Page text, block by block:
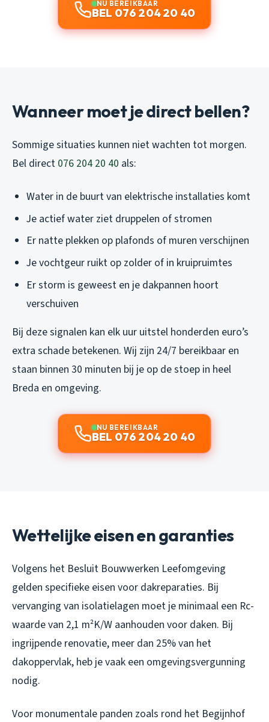
NU BEREIKBAAR
BEL 076 204 20 40
Wanneer moet je direct bellen?
Sommige situaties kunnen niet wachten tot morgen.
Bel direct 076 204 20 40 als:
Water in de buurt van elektrische installaties komt
Je actief water ziet druppelen of stromen
Er natte plekken op plafonds of muren verschijnen
Je vochtgeur ruikt op zolder of in kruipruimtes
Er storm is geweest en je dakpannen hoort
verschuiven
Bij deze signalen kan elk uur uitstel honderden euro’s
extra schade betekenen. Wij zijn 24/7 bereikbaar en
staan binnen 30 minuten bij je op de stoep in heel
Breda en omgeving.
NU BEREIKBAAR
BEL 076 204 20 40
Wettelijke eisen en garanties
Volgens het Besluit Bouwwerken Leefomgeving
gelden specifieke eisen voor dakreparaties. Bij
vervanging van isolatielagen moet je minimaal een Rc-
waarde van 2,1 m²K/W aanhouden voor daken. Bij
ingrijpende renovatie, meer dan 25% van het
dakoppervlak, heb je vaak een omgevingsvergunning
nodig.
Voor monumentale panden zoals rond het Begijnhof